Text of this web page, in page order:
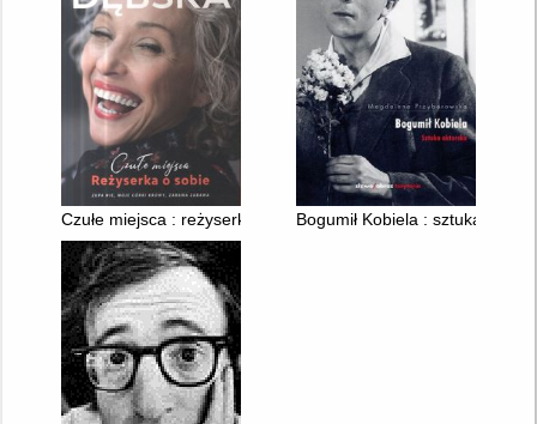
Czułe miejsca : reżyserka o sobieBogumił Kobiela : sztuka